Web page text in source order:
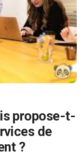
propose-t-
de
?